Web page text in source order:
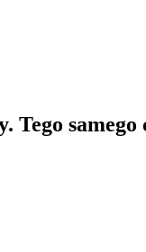
Tego samego